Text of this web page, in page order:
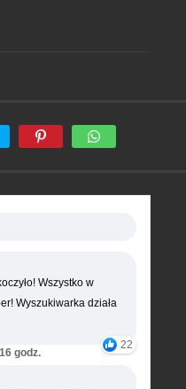
Wszystko w
Wyszukiwarka działa
22
16 godz.